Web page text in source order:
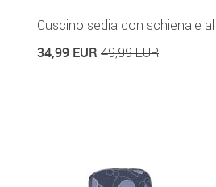
Cuscino sedia con schienale
34,99 EUR 49,99 EUR